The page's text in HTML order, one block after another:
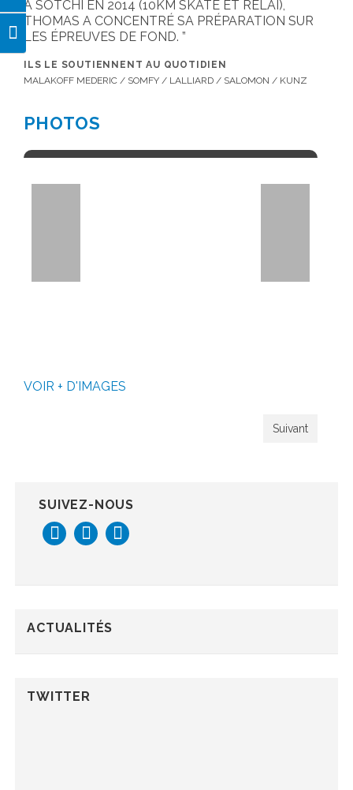
Changer la taille de la police
À SOTCHI EN 2014 (10KM SKATE ET RELAI),
THOMAS A CONCENTRÉ SA PRÉPARATION SUR
LES ÉPREUVES DE FOND.
ILS LE SOUTIENNENT AU QUOTIDIEN
MALAKOFF MEDERIC / SOMFY / LALLIARD / SALOMON / KUNZ
PHOTOS
VOIR + D'IMAGES
Suivant
SUIVEZ-NOUS
ACTUALITÉS
TWITTER